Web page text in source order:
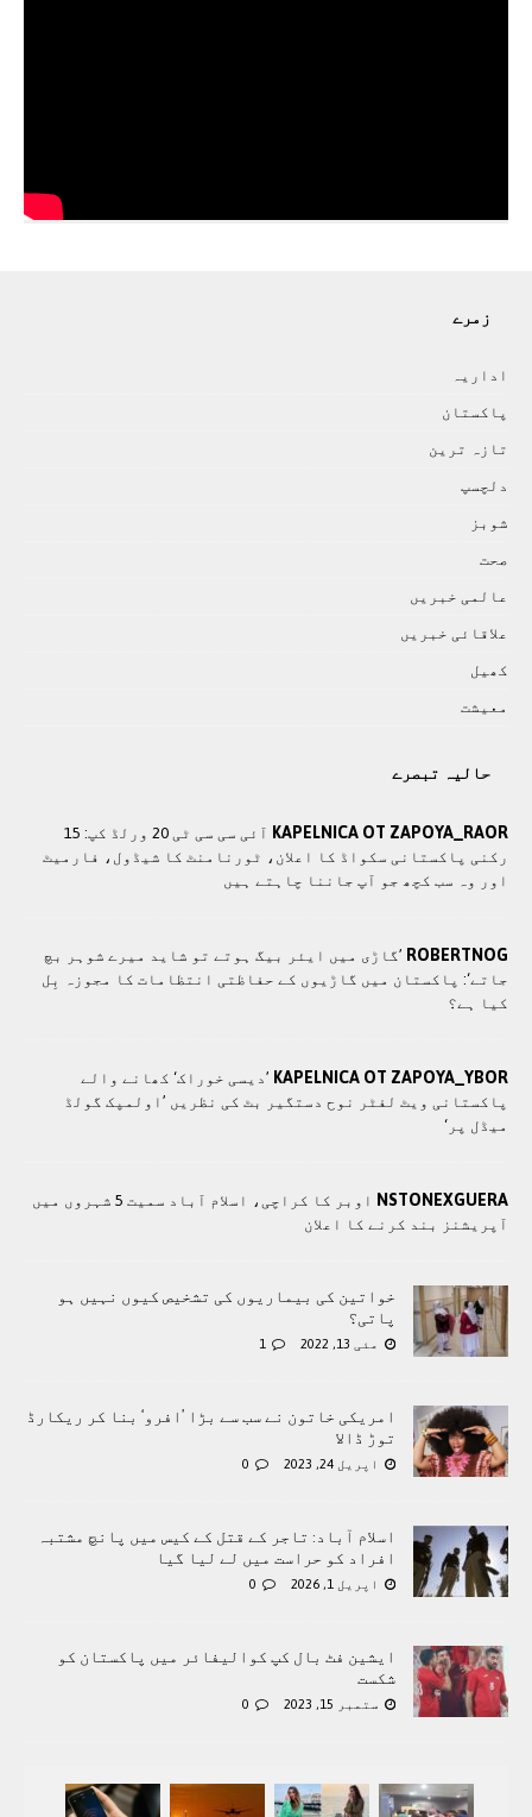
زمرے
اداريہ
پاکستان
تازہ ترين
دلچسپ
شوبز
صحت
عالمی خبريں
علاقائی خبريں
کھيل
معيشت
حالیہ تبصرے
KAPELNICA OT ZAPOYA_RAOR
آئی سی سی ٹی 20 ورلڈ کپ: 15
رکنی پاکستانی سکواڈ کا اعلان، ٹورنامنٹ کا شیڈول، فارمیٹ
اور وہ سب کچھ جو آپ جاننا چاہتے ہیں
ROBERTNOG ’گاڑی میں ایئر بیگ ہوتے تو شاید میرے شوہر بچ
جاتے‘: پاکستان میں گاڑیوں کے حفاظتی انتظامات کا مجوزہ بِل
کیا ہے؟
KAPELNICA OT ZAPOYA_YBOR ’دیسی خوراک‘ کھانے والے
پاکستانی ویٹ لفٹر نوح دستگیر بٹ کی نظریں ’اولمپک گولڈ
میڈل پر‘
NSTONEXGUERA
اوبر کا کراچی، اسلام آباد سمیت 5 شہروں میں
آپریشنز بند کرنے کا اعلان
خواتین کی بیماریوں کی تشخیص کیوں نہیں ہو
پاتی؟
مئی 13, 2022 1
امریکی خاتون نے سب سے بڑا ’افرو‘ بنا کر ریکارڈ
توڑ ڈالا
اپریل 24, 2023 0
اسلام آباد: تاجر کے قتل کے کیس میں پانچ مشتبہ
افراد کو حراست میں لے لیا گیا
اپریل 1, 2026 0
ایشین فٹ بال کپ کوالیفائر میں پاکستان کو
شکست
ستمبر 15, 2023 0